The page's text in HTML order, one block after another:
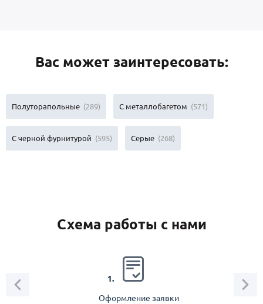
Вас может заинтересовать:
Полуторапольные (289) С металлобагетом (571)
С черной фурнитурой (595) Серые (268)
Схема работы с нами
1.
Оформление заявки